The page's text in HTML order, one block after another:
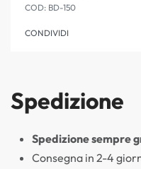
BD-150
CONDIVIDI
Spedizione
Spedizione sempre
Consegna in 2-4